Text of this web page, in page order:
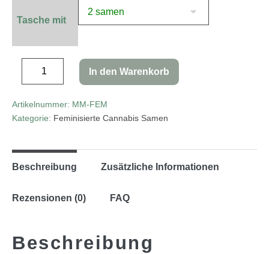
Tasche mit
In den Warenkorb
Artikelnummer: MM-FEM
Kategorie: Feminisierte Cannabis Samen
Beschreibung Zusätzliche Informationen
Rezensionen (0) FAQ
Beschreibung